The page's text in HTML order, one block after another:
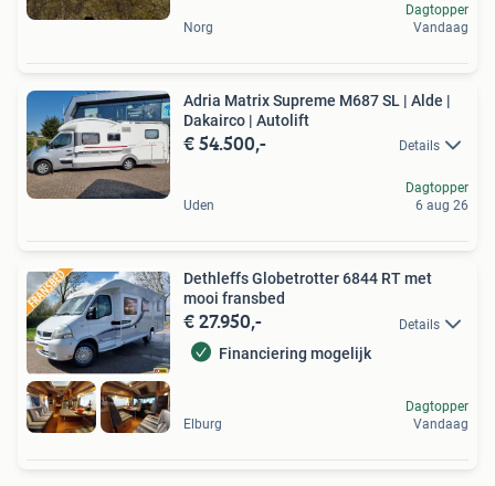
Norg
Dagtopper
Vandaag
Adria Matrix Supreme M687 SL | Alde |
Dakairco | Autolift
€ 54.500,- Details
Uden
Dagtopper
6 aug 26
Dethleffs Globetrotter 6844 RT met
mooi fransbed
€ 27.950,- Details
Financiering mogelijk
Elburg
Dagtopper
Vandaag